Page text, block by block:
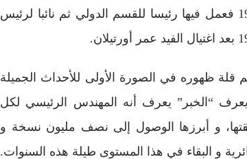
جريدة الخبر في الفاتح من نوفمبر 1990 فعمل فيها رئيسا للقسم الدولي ثم نائبا لرئيس
قلة ظهوره في الصورة الأولى للأحداث الجميلة
“الخبر” يعرف أنه المهندس الرئيسي لكل
و أبرزها الوصول إلى نصف مليون نسخة و
و البقاء في هذا المستوى طيلة هذه السنوات.